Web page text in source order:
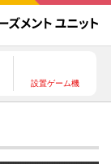
設置ゲーム機